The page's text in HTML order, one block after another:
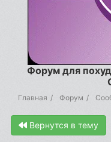
Форум для
Главная Форум
Вернутся в тему